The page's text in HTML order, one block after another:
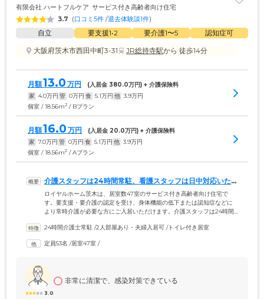
有限会社 ハートフルケア サービス付き高齢者向け住宅
3.7 (口コミ5件 /退去体験談1件)
自立 要支援1•2 要介護1〜5
認知症可
大阪府茨木市西田中町3-31
JR総持寺駅から 徒歩14分
月額13.0 万円 (入居金 380.0万円) + 介護保険料
家 4.0万円 管 0万円 食 5.1万円 他 3.9万円
個室 / 18.56m2 / Bプラン
月額16.0 万円 (入居金 20.0万円) + 介護保険料
家 7.0万円 管 0万円 食 5.1万円 他 3.9万円
個室 / 18.56m2 / Aプラン
介護スタッフは24時間常駐、看護スタッフは日中対応いた
します
ロイヤルホーム茨木は、居室数47室のサービス付き高齢者向け住宅で
す。要支援・要介護の認定を受け、身体機能の低下または認知症などに
より常時介護が必要な方にご入居いただけます。介護スタッフは24時間
をサポート。自立支援・健康づくり・生きがいつくりの3つを目標とし、
定期的な訪問を実施。さらに、リハビリテーションも充実させており、
24時間介護士常駐 /2人部屋あり・夫婦入居可 /トイレ付き居室
定員53名 /居室47室 /
3.0
非常に清潔で、感染対策できている